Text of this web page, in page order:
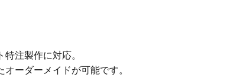
注製作に対応。
ーダーメイドが可能です。